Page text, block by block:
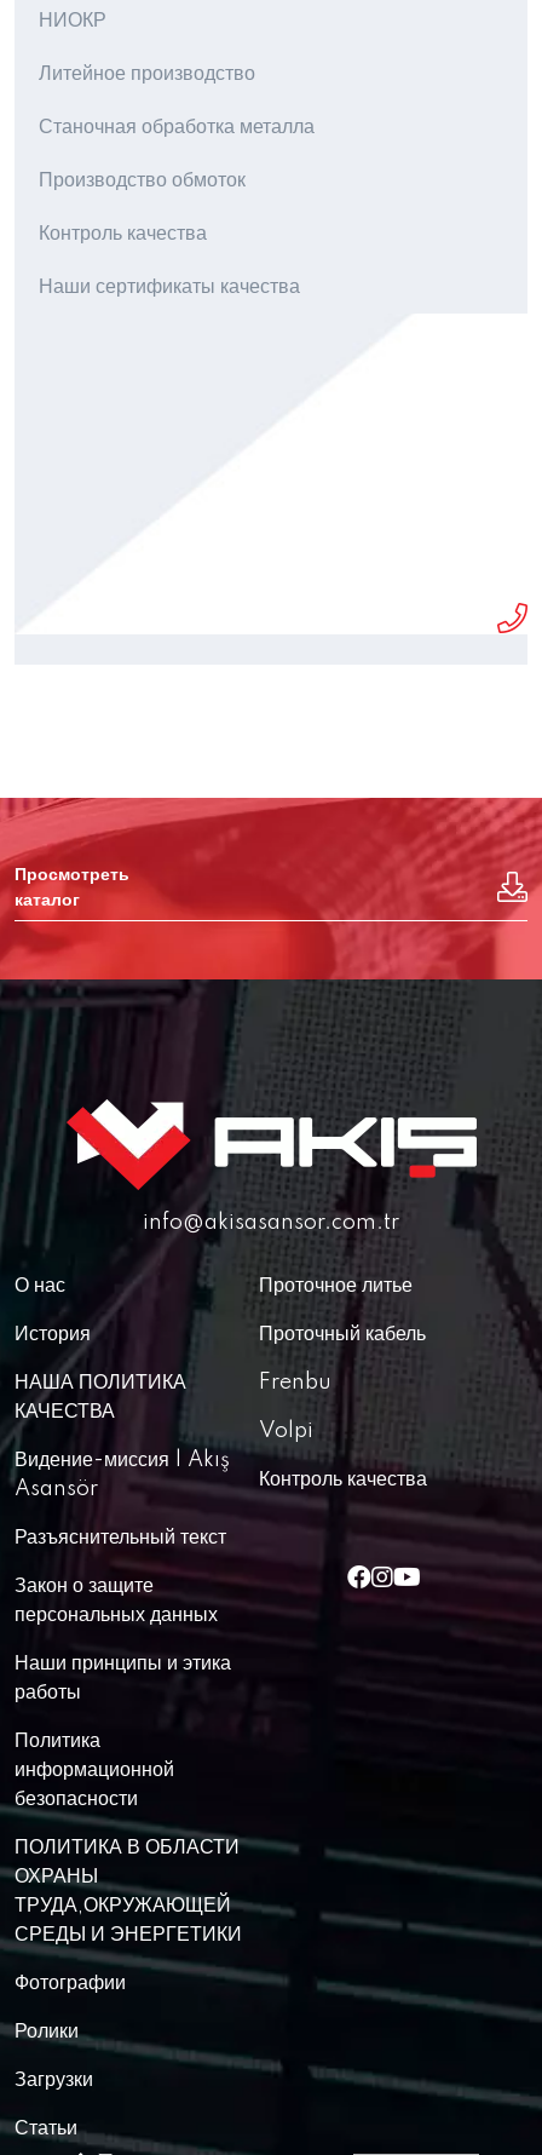
НИОКР
Литейное производство
Станочная обработка металла
Производство обмоток
Контроль качества
Наши сертификаты качества
Просмотреть
каталог
info@akisasansor.com.tr
О нас
История
НАША ПОЛИТИКА
КАЧЕСТВА
Видение-миссия | Akış
Asansör
Разъяснительный текст
Закон о защите
персональных данных
Наши принципы и этика
работы
Политика
информационной
безопасности
ПОЛИТИКА В ОБЛАСТИ
ОХРАНЫ
ТРУДА,ОКРУЖАЮЩЕЙ
СРЕДЫ И ЭНЕРГЕТИКИ
Проточное литье
Проточный кабель
Frenbu
Volpi
Контроль качества
Фотографии
Ролики
Загрузки
Статьи